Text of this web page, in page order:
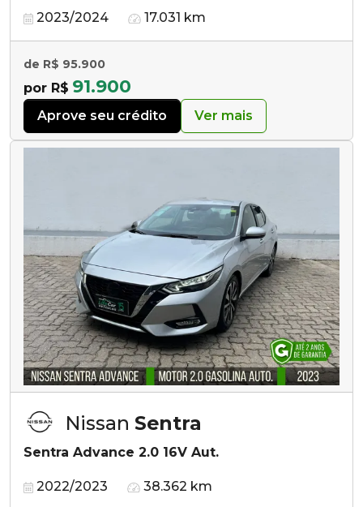
2023/2024 17.031 km
de R$ 95.900
por R$ 91.900
Aprove seu crédito Ver mais
Nissan Sentra
Sentra Advance 2.0 16V Aut.
2022/2023 38.362 km